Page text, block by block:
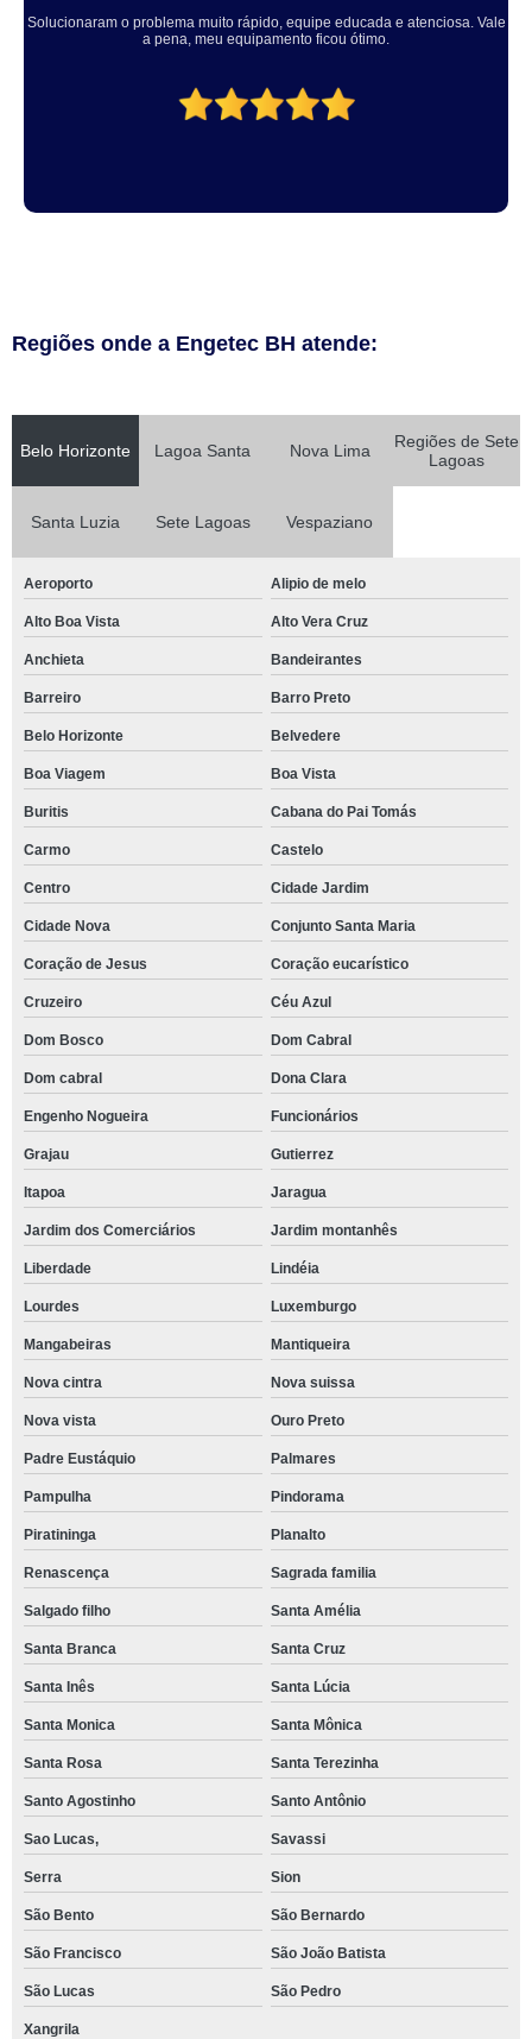
Solucionaram o problema muito rápido, equipe educada e atenciosa. Vale
a pena, meu equipamento ficou ótimo.
Regiões onde a Engetec BH atende:
Belo Horizonte Lagoa Santa Nova Lima
Regiões de Sete
Lagoas
Santa Luzia Sete Lagoas Vespaziano
Aeroporto Alipio de melo
Alto Boa Vista Alto Vera Cruz
Anchieta Bandeirantes
Barreiro Barro Preto
Belo Horizonte Belvedere
Boa Viagem Boa Vista
Buritis Cabana do Pai Tomás
Carmo Castelo
Centro Cidade Jardim
Cidade Nova Conjunto Santa Maria
Coração de Jesus Coração eucarístico
Cruzeiro Céu Azul
Dom Bosco Dom Cabral
Dom cabral Dona Clara
Engenho Nogueira Funcionários
Grajau Gutierrez
Itapoa Jaragua
Jardim dos Comerciários Jardim montanhês
Liberdade Lindéia
Lourdes Luxemburgo
Mangabeiras Mantiqueira
Nova cintra Nova suissa
Nova vista Ouro Preto
Padre Eustáquio Palmares
Pampulha Pindorama
Piratininga Planalto
Renascença Sagrada familia
Salgado filho Santa Amélia
Santa Branca Santa Cruz
Santa Inês Santa Lúcia
Santa Monica Santa Mônica
Santa Rosa Santa Terezinha
Santo Agostinho Santo Antônio
Sao Lucas, Savassi
Serra Sion
São Bento São Bernardo
São Francisco São João Batista
São Lucas São Pedro
Xangrila